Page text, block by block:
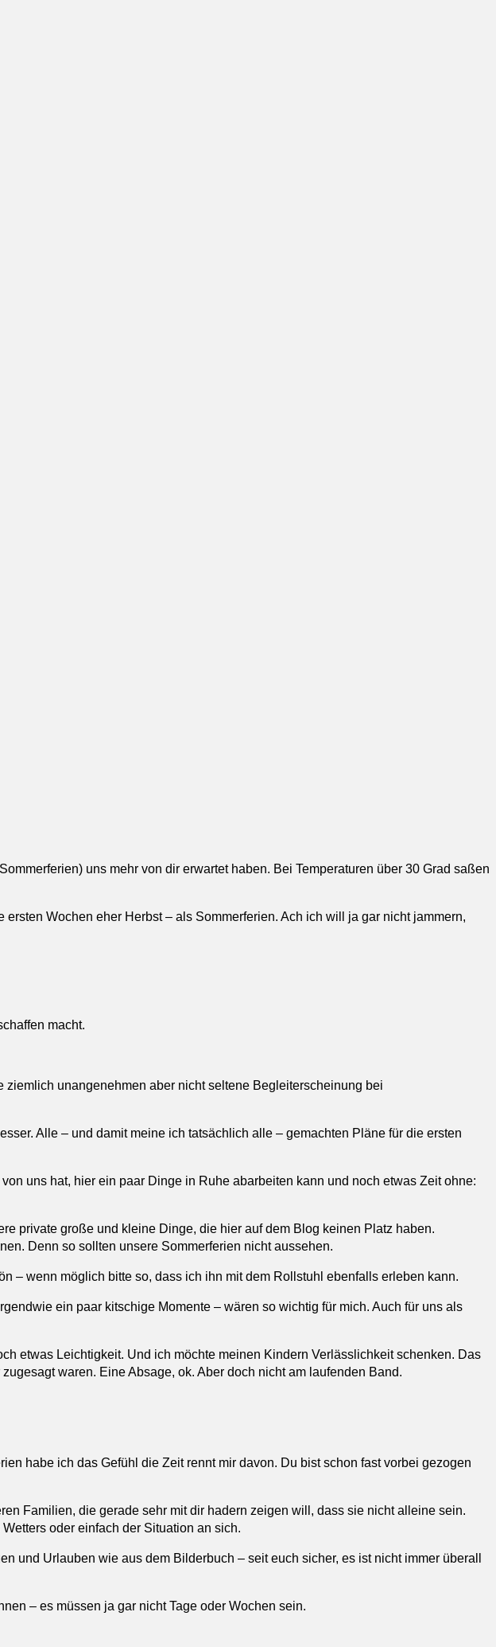
uns mehr von dir erwartet haben. Bei Temperaturen über 30 Grad saßen
Wochen eher Herbst – als Sommerferien. Ach ich will ja gar nicht jammern,
macht.
unangenehmen aber nicht seltene Begleiterscheinung bei
Alle – und damit meine ich tatsächlich alle – gemachten Pläne für die ersten
uns hat, hier ein paar Dinge in Ruhe abarbeiten kann und noch etwas Zeit ohne:
private große und kleine Dinge, die hier auf dem Blog keinen Platz haben.
Denn so sollten unsere Sommerferien nicht aussehen.
– wenn möglich bitte so, dass ich ihn mit dem Rollstuhl ebenfalls erleben kann.
ein paar kitschige Momente – wären so wichtig für mich. Auch für uns als
etwas Leichtigkeit. Und ich möchte meinen Kindern Verlässlichkeit schenken. Das
waren. Eine Absage, ok. Aber doch nicht am laufenden Band.
habe ich das Gefühl die Zeit rennt mir davon. Du bist schon fast vorbei gezogen
Familien, die gerade sehr mit dir hadern zeigen will, dass sie nicht alleine sein.
oder einfach der Situation an sich.
Urlauben wie aus dem Bilderbuch – seit euch sicher, es ist nicht immer überall
– es müssen ja gar nicht Tage oder Wochen sein.